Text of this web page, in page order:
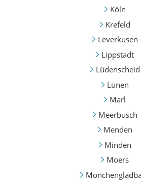
Köln
Krefeld
Leverkusen
Lippstadt
Lüdenscheid
Lünen
Marl
Meerbusch
Menden
Minden
Moers